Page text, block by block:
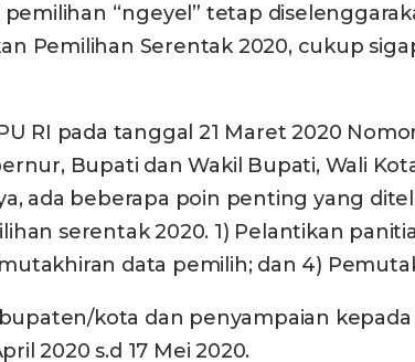
pemilihan “ngeyel” tetap
Pemilihan Serentak 2020, cukup
RI pada tanggal 21 Maret 2020
Bupati dan Wakil Bupati, Wali
ada beberapa poin penting yang
serentak 2020. 1) Pelantikan
data pemilih; dan 4)
kota dan penyampaian kepada
2020 s.d 17 Mei 2020.